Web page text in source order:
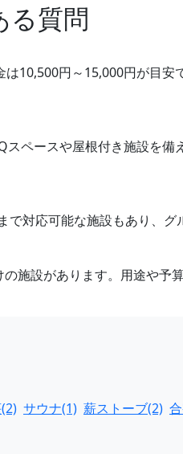
る質問
10,500円～15,000円が目
ペースや屋根付き施設を備
対応可能な施設もあり、グ
施設があります。用途や予
サウナ(1) 薪ストーブ(2)